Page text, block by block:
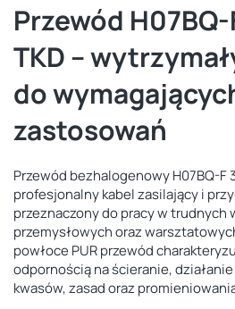
Przewód H07BQ-
TKD –
do
zastosowań
Przewód bezhalogenowy H07BQ-F
profesjonalny kabel zasilający i
przeznaczony do pracy w trudnych
przemysłowych oraz
powłoce PUR przewód
odpornością na ścieranie,
kwasów, zasad oraz